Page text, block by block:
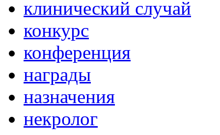
клинический случай
конкурс
конференция
награды
назначения
некролог